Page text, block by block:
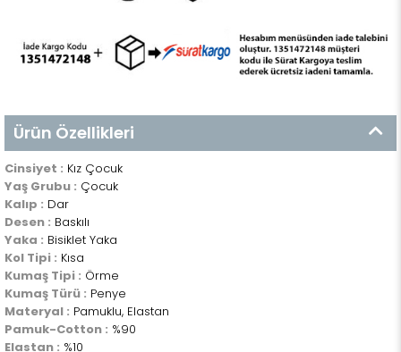
Ürün Özellikleri
Cinsiyet : Kız Çocuk
Yaş Grubu : Çocuk
Kalıp : Dar
Desen : Baskılı
Yaka : Bisiklet Yaka
Kol Tipi : Kısa
Kumaş Tipi : Örme
Kumaş Türü : Penye
Materyal : Pamuklu, Elastan
Pamuk-Cotton : %90
Elastan : %10